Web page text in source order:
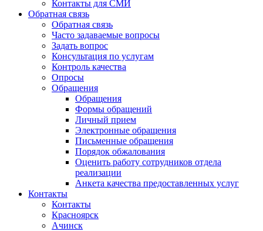
Контакты для СМИ
Обратная связь
Обратная связь
Часто задаваемые вопросы
Задать вопрос
Консультация по услугам
Контроль качества
Опросы
Обращения
Обращения
Формы обращений
Личный прием
Электронные обращения
Письменные обращения
Порядок обжалования
Оценить работу сотрудников отдела
реализации
Анкета качества предоставленных услуг
Контакты
Контакты
Красноярск
Ачинск